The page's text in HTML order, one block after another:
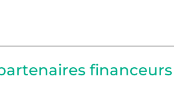
financeurs